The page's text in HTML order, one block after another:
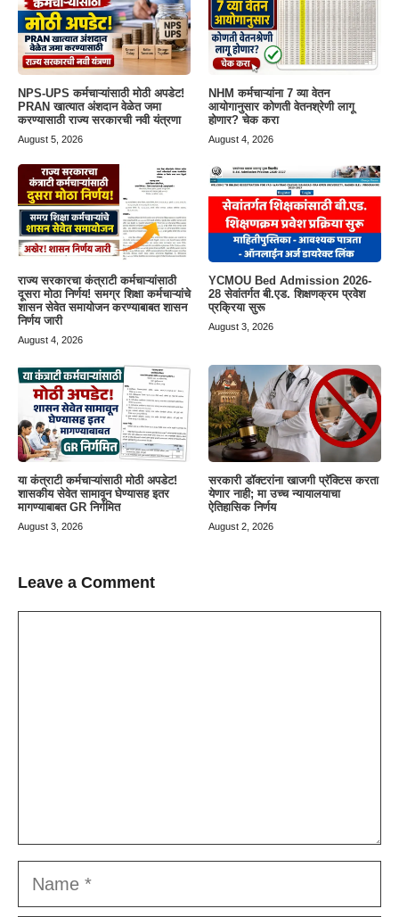
NPS-UPS कर्मचाऱ्यांसाठी मोठी अपडेट!
PRAN खात्यात अंशदान वेळेत जमा
करण्यासाठी राज्य सरकारची नवी यंत्रणा
August 5, 2026
NHM कर्मचाऱ्यांना 7 व्या वेतन
आयोगानुसार कोणती वेतनश्रेणी लागू
होणार? चेक करा
August 4, 2026
राज्य सरकारचा कंत्राटी कर्मचाऱ्यांसाठी
दूसरा मोठा निर्णय! समग्र शिक्षा कर्मचाऱ्यांचे
शासन सेवेत समायोजन करण्याबाबत शासन
निर्णय जारी
August 4, 2026
YCMOU Bed Admission 2026-
28 सेवांतर्गत बी.एड. शिक्षणक्रम प्रवेश
प्रक्रिया सुरू
August 3, 2026
या कंत्राटी कर्मचाऱ्यांसाठी मोठी अपडेट!
शासकीय सेवेत सामावून घेण्यासह इतर
मागण्याबाबत GR निर्गमित
August 3, 2026
सरकारी डॉक्टरांना खाजगी प्रॅक्टिस करता
येणार नाही; मा उच्च न्यायालयाचा
ऐतिहासिक निर्णय
August 2, 2026
Leave a Comment
Name